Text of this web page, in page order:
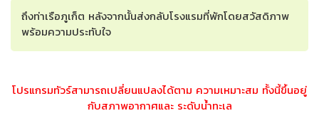
ถึงท่าเรือภูเก็ต หลังจากนั้นส่งกลับโรงแรมที่พักโดยสวัสดิภาพ
พร้อมความประทับใจ
โปรแกรมทัวร์สามารถเปลี่ยนแปลงได้ตาม ความเหมาะสม ทั้งนี้ขึ้นอยู่
กับสภาพอากาศและ ระดับน้ำทะเล